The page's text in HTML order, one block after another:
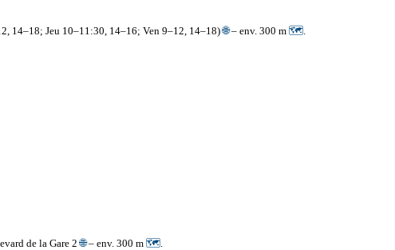
14–18; Jeu 10–11:30, 14–16; Ven 9–12, 14–18)🌐– env. 300 m 🗺
de la Gare 2🌐– env. 300 m 🗺